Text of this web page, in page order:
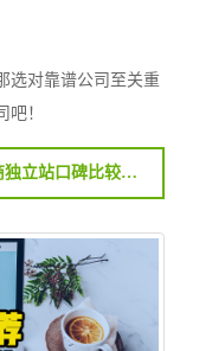
选对靠谱公司至关重
！
阅读全文: 推荐一些国内做跨境电商独立站口碑比较好的公司